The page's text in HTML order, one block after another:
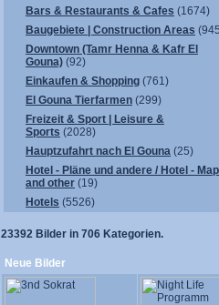
Bars & Restaurants & Cafes (1674)
Baugebiete | Construction Areas
Downtown (Tamr Henna & Kafr El
Gouna) (92)
Einkaufen & Shopping (761)
El Gouna Tierfarmen (299)
Freizeit & Sport | Leisure &
Sports (2028)
Hauptzufahrt nach El Gouna (25)
Hotel - Pläne und andere / Hotel -
and other (19)
Hotels (5526)
23392 Bilder in 706 Kategorien.
Neue Bilder